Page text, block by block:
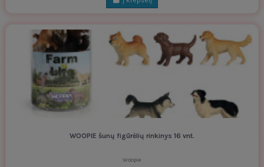
WOOPIE šunų figūrėlių rinkinys 16 vnt.
Woopie